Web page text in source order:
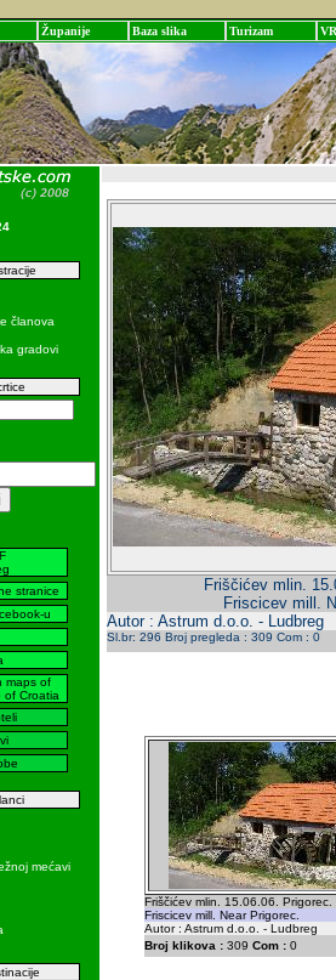
Županije Baza slika Turizam
članova
gradovi
stranice
u
maps of
of Croatia
mećavi
Friščićev mlin.
Friscicev mill.
Autor : Astrum d.o.o. - Ludbreg
Sl.br: 296 Broj pregleda : 309 Com : 0
Friščićev mlin. 15.06.06. Prigorec.
Friscicev mill. Near Prigorec.
Autor : Astrum d.o.o. - Ludbreg
Broj klikova : 309 Com : 0